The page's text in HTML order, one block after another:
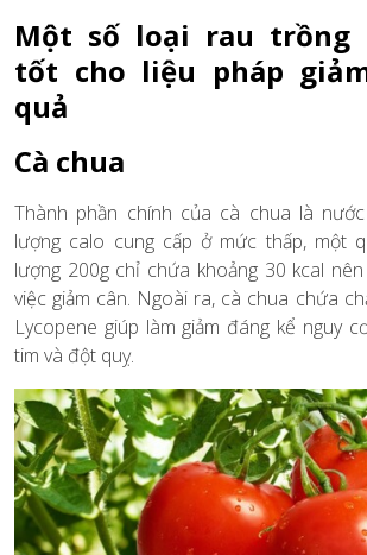
Một số loại rau trồng
tốt cho liệu pháp
quả
Cà chua
Thành phần chính của cà chua là
lượng calo cung cấp ở mức thấp, một
lượng 200g chỉ chứa khoảng 30 kcal
việc giảm cân. Ngoài ra, cà chua chứa
Lycopene giúp làm giảm đáng kể nguy
tim và đột quỵ.